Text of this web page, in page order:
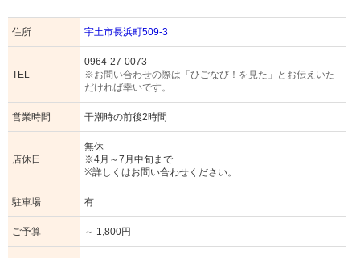
住所 宇土市長浜町509-3
TEL
0964-27-0073
※お問い合わせの際は「ひごなび！を見た」とお伝えいた
だければ幸いです。
営業時間 干潮時の前後2時間
店休日
無休
※4月～7月中旬まで
※詳しくはお問い合わせください。
駐車場 有
ご予算 ～ 1,800円